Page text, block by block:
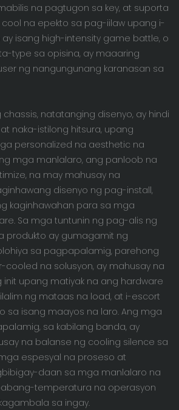
na pagtugon sa key, at suporta
na epekto sa pag-iilaw upang i-
isang high-intensity game battle, o
type sa opisina, ay maaaring
ng nangungunang karanasan sa
natatanging disenyo, ay hindi
naka-istilong hitsura, upang
personalized na aesthetic na
mga manlalaro, ang panloob na
na may mahusay na
disenyo ng pag-install,
kaginhawahan para sa mga
Sa mga tuntunin ng pag-alis ng
produkto ay gumagamit ng
sa pagpapalamig, parehong
na solusyon, ay mahusay na
upang matiyak na ang hardware
ng mataas na load, at i-escort
sa isang maayos na laro. Ang mga
sa kabilang banda, ay
na balanse ng cooling silence sa
espesyal na proseso at
daan sa mga manlalaro na
temperatura na operasyon
sa ingay.